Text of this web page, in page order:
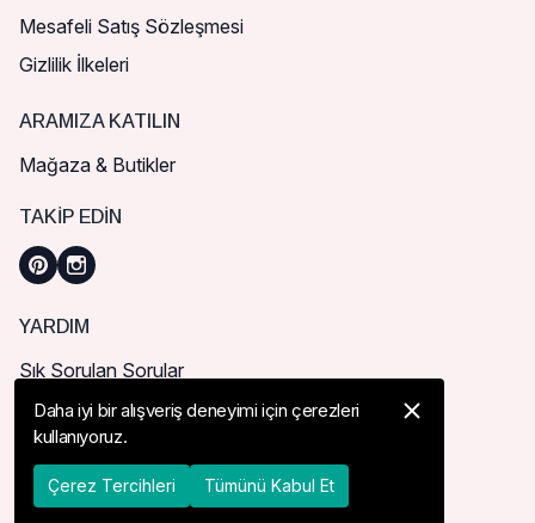
Mesafeli Satış Sözleşmesi
Gizlilik İlkeleri
ARAMIZA KATILIN
Mağaza & Butikler
TAKIP EDIN
YARDIM
Sık Sorulan Sorular
Nasıl Sipariş Verebilirim?
Kargo ve Teslimat
İade, İptal ve Değişim
Daha iyi bir alışveriş deneyimi için çerezleri
kullanıyoruz.
Çerez Tercihleri Tümünü Kabul Et